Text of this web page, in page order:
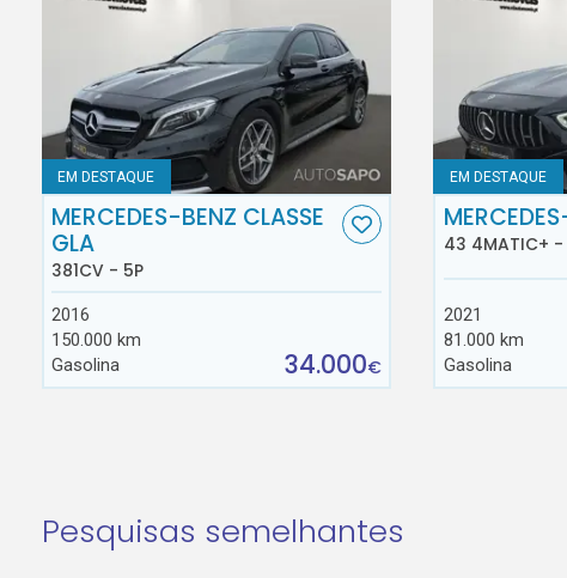
EM DESTAQUE
MERCEDES-BENZ CLASSE
GLA
381CV - 5P
2016
150.000 km
Gasolina
34.000€
EM DESTAQUE
43 4MATIC+
2021
81.000 km
Gasolina
Pesquisas semelhantes